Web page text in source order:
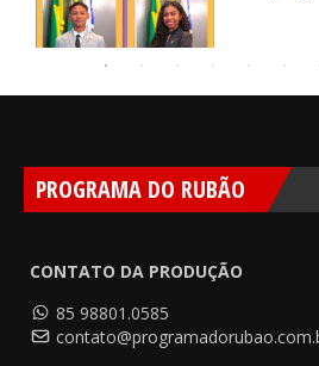
PROGRAMA DO RUBÃO
CONTATO DA PRODUÇÃO
85 98801.0585